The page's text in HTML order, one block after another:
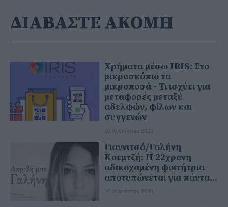
ΔΙΑΒΑΣΤΕ ΑΚΟΜΗ
Χρήματα μέσω IRIS: Στο
μικροσκόπιο τα
μικροποσά - Τι ισχύει για
μεταφορές μεταξύ
αδελφών, φίλων και
συγγενών
10 Αυγούστου 2026
Γιαννιτσά/Γαλήνη
Κοεμτζή: Η 22χρονη
αδικοχαμένη φοιτήτρια
αποτυπώνεται για πάντα...
10 Αυγούστου 2026